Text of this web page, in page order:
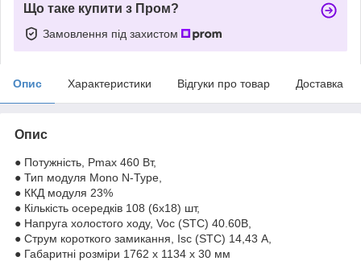
Що таке купити з Пром?
Замовлення під захистом
Опис Характеристики Відгуки про товар Доставка
Опис
● Потужність, Pmax 460 Вт,
● Тип модуля Mono N-Type,
● ККД модуля 23%
● Кількість осередків 108 (6х18) шт,
● Напруга холостого ходу, Voc (STC) 40.60В,
● Струм короткого замикання, Isc (STC) 14,43 А,
● Габаритні розміри 1762 x 1134 x 30 мм